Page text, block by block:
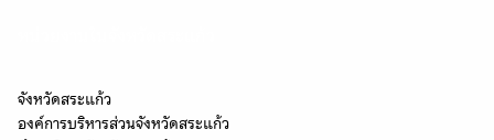
จังหวัดสระแก้ว
องค์การบริหารส่วนจังหวัดสระแก้ว